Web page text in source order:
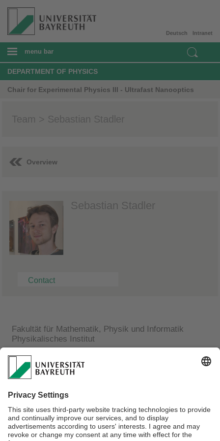
Intranet
Deutsch
menu bar
DEPARTMENT OF PHYSICS
Chair for Experimental Physics III - Ultrafast Nanooptics
Team > Sebastian Stadler
Overview
Sebastian Stadler
Contact
Fakultät für Mathematik, Physik und Informatik
Physikalisches Institut
Sebastian Stadler
PhD Student
Lehrstuhl für Experimentalphysik III
Universitätstr.30
D 95440 Bayreuth
Phone: +49 (0) 921 55 3809
E-mail:sebastian.stadler@uni-bayreuth.de